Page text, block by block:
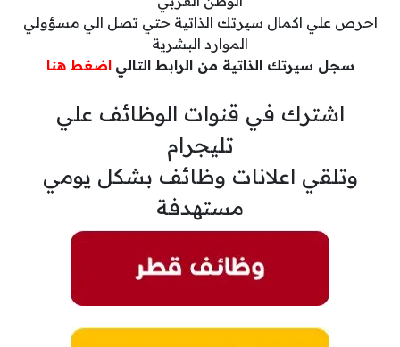
احرص علي اكمال سيرتك الذاتية حتي تصل الي مسؤولي
الموارد البشرية
سجل سيرتك الذاتية من الرابط التالي اضغط هنا
اشترك في قنوات الوظائف علي
تليجرام
وتلقي اعلانات وظائف بشكل يومي
مستهدفة